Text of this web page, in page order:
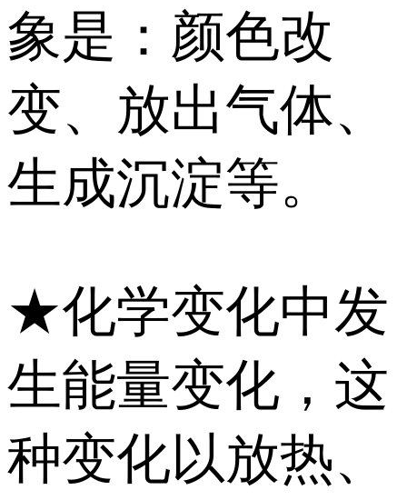
象是：颜色改
变、放出气体、
生成沉淀等。
★化学变化中发
生能量变化，这
种变化以放热、